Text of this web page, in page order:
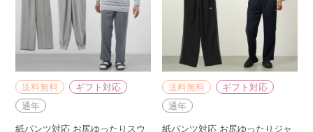
送料無料
ギフト対応
通年
紙パンツ対応 お尻ゆったりスウ
送料無料
ギフト対応
通年
紙パンツ対応 お尻ゆったりジャ